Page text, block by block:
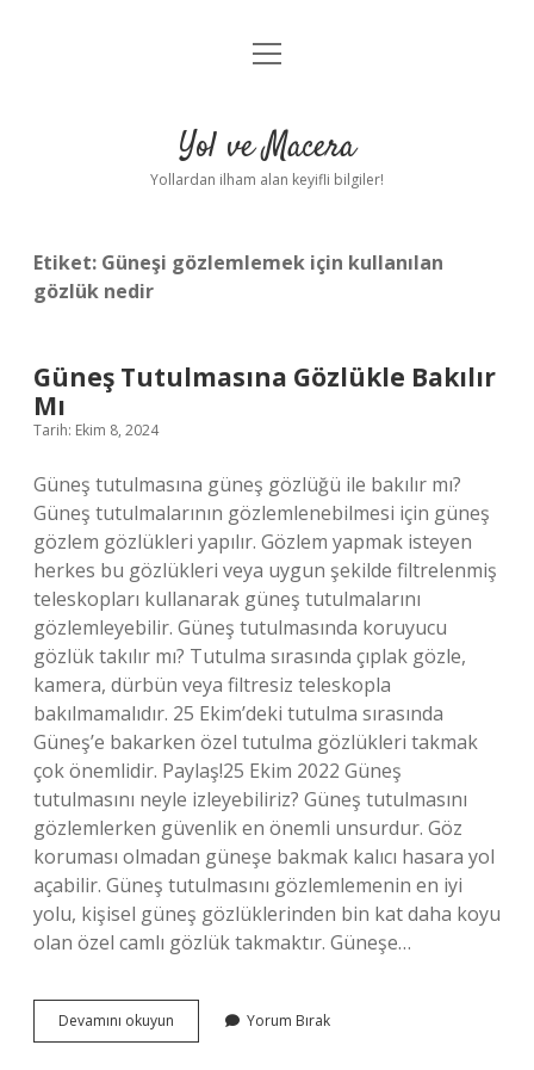
Anasayfa
Yasal Uyarı
menüyü
Yol ve Macera
Yollardan ilham alan keyifli bilgiler!
Etiket: Güneşi gözlemlemek için kullanılan
gözlük nedir
Güneş Tutulmasına Gözlükle Bakılır
Mı
Tarih: Ekim 8, 2024
Güneş tutulmasına güneş gözlüğü ile bakılır mı?
Güneş tutulmalarının gözlemlenebilmesi için güneş
gözlem gözlükleri yapılır. Gözlem yapmak isteyen
herkes bu gözlükleri veya uygun şekilde filtrelenmiş
teleskopları kullanarak güneş tutulmalarını
gözlemleyebilir. Güneş tutulmasında koruyucu
gözlük takılır mı? Tutulma sırasında çıplak gözle,
kamera, dürbün veya filtresiz teleskopla
bakılmamalıdır. 25 Ekim’deki tutulma sırasında
Güneş’e bakarken özel tutulma gözlükleri takmak
çok önemlidir. Paylaş!25 Ekim 2022 Güneş
tutulmasını neyle izleyebiliriz? Güneş tutulmasını
gözlemlerken güvenlik en önemli unsurdur. Göz
koruması olmadan güneşe bakmak kalıcı hasara yol
açabilir. Güneş tutulmasını gözlemlemenin en iyi
yolu, kişisel güneş gözlüklerinden bin kat daha koyu
olan özel camlı gözlük takmaktır. Güneşe…
Devamını okuyun
Tutulmasına
Yorum Bırak